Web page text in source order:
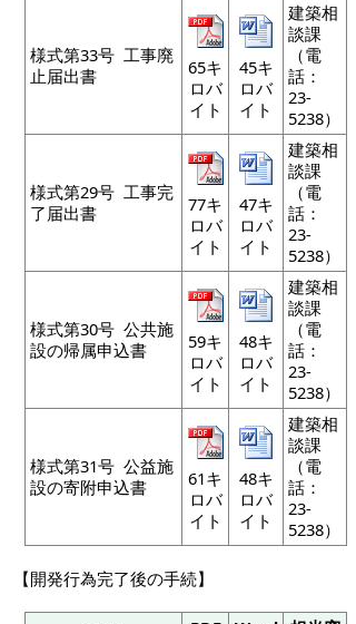
様式第33号 工事廃
止届出書
65キ
ロバ
イト
45キ
ロバ
イト
建築相
談課
（電
話：
23-
5238）
様式第29号 工事完
了届出書
77キ
ロバ
イト
47キ
ロバ
イト
建築相
談課
（電
話：
23-
5238）
様式第30号 公共施
設の帰属申込書
59キ
ロバ
イト
48キ
ロバ
イト
建築相
談課
（電
話：
23-
5238）
様式第31号 公益施
設の寄附申込書
61キ
ロバ
イト
48キ
ロバ
イト
建築相
談課
（電
話：
23-
5238）
【開発行為完了後の手続】